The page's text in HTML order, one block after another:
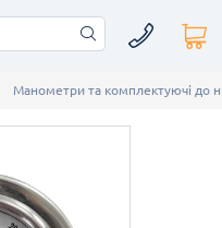
Манометри та комплектуючі до